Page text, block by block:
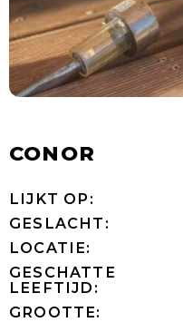
CONOR
LIJKT OP:
GESLACHT:
LOCATIE:
GESCHATTE
LEEFTIJD:
GROOTTE: